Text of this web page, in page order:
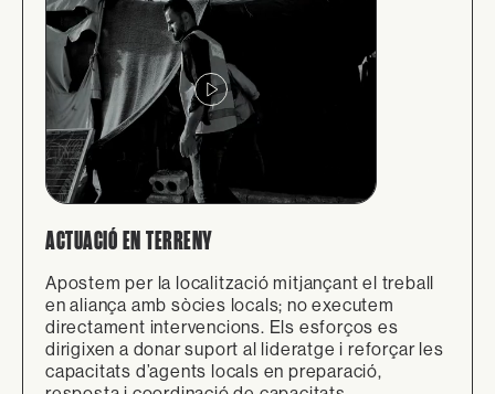
ACTUACIÓ EN TERRENY
Apostem per la localització mitjançant el treball
en aliança amb sòcies locals; no executem
directament intervencions. Els esforços es
dirigixen a donar suport al lideratge i reforçar les
capacitats d’agents locals en preparació,